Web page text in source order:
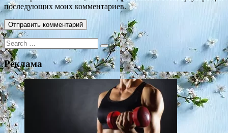
последующих моих комментариев.
Search
for:
Реклама